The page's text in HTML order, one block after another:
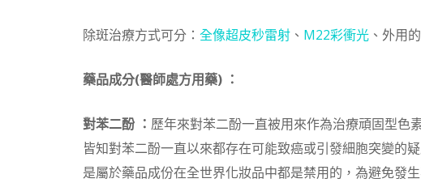
除斑治療方式可分： 全像超皮秒雷射 、 M22彩衝光 、 外用
藥品成分(醫師處方用藥) ：
對苯二酚 ： 歷年來對苯二酚一直被用來作為治療頑固型色
皆知對苯二酚一直以來都存在可能致癌或引發細胞突變的
是屬於藥品成份在全世界化妝品中都是禁用的，為避免發